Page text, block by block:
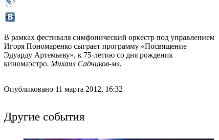
В рамках фестиваля симфонический оркестр под управлением
Игоря Пономаренко сыграет программу «Посвящение
Эдуарду Артемьеву», к 75-летию со дня рождения
киномаэстро. Михаил Садчиков-мл.
Опубликовано 11 марта 2012, 16:32
Другие события